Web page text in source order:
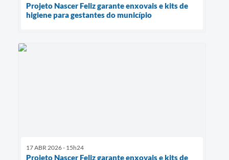
Projeto Nascer Feliz garante enxovais e kits de
higiene para gestantes do município
17 ABR 2026 - 15h24
Projeto Nascer Feliz garante enxovais e kits de